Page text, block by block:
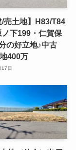
/売土地】H83/T84
下199・仁賀保
の好立地♪中古
400万
日